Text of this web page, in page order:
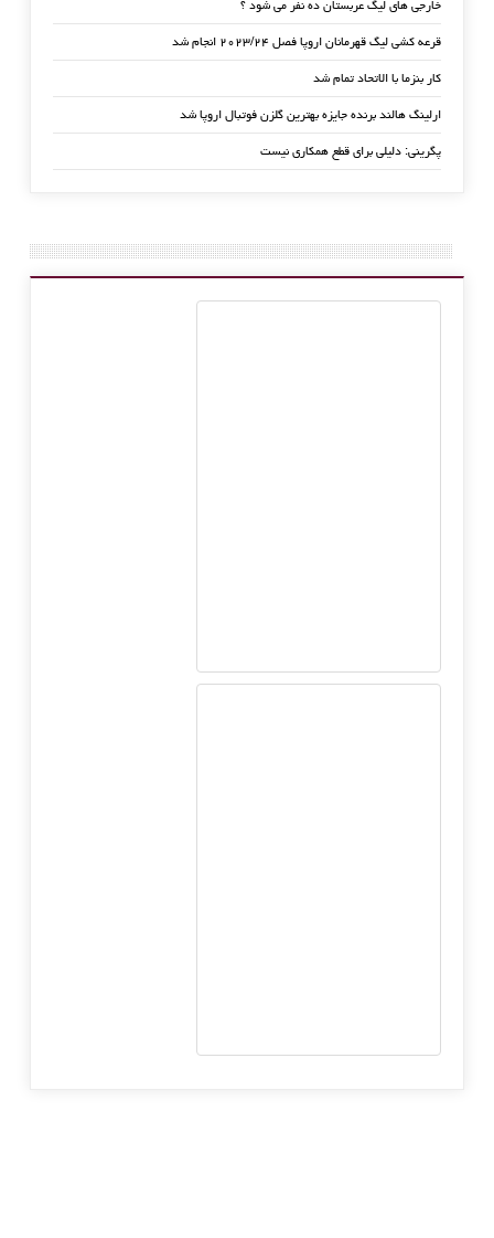
خارجی های لیگ عربستان ده نفر می شود ؟
قرعه کشی لیگ قهرمانان اروپا فصل ۲۰۲۳/۲۴ انجام شد
کار بنزما با الاتحاد تمام شد
ارلینگ هالند برنده جایزه بهترین گلزن فوتبال اروپا شد
پگرینی: دلیلی برای قطع همکاری نیست